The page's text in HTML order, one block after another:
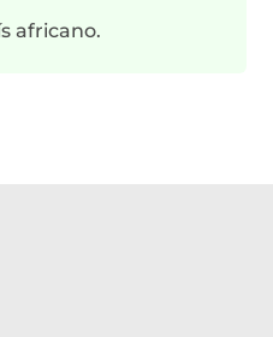
africano.